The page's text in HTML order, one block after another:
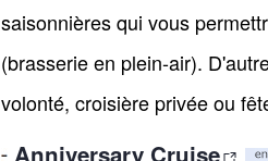
saisonnières qui vous
(brasserie en plein-air).
volonté, croisière privée ou
Anniversary Cruise